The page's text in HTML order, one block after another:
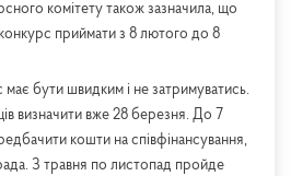
комітету також зазначила, що
приймати з 8 лютого до 8
бути швидким і не затримуватись.
визначити вже 28 березня. До 7
кошти на співфінансування,
З травня по листопад пройде